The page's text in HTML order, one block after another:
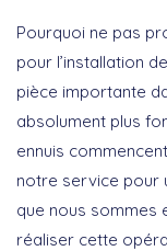
Pourquoi ne pas
pour l’installation
pièce importante
absolument plus
ennuis
notre service pour
que nous sommes
réaliser cette